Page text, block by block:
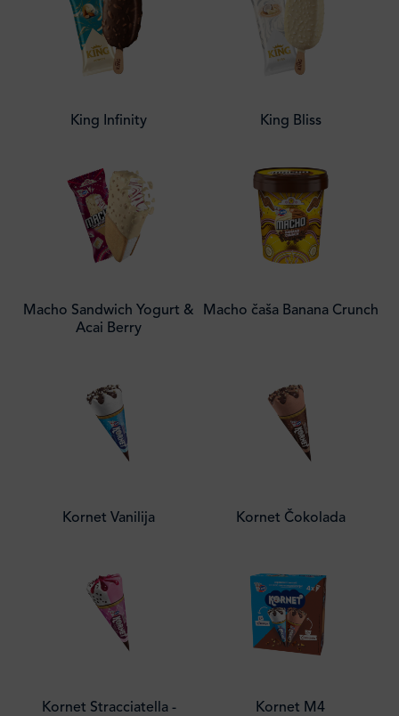
King Infinity King Bliss
Macho Sandwich Yogurt &
Acai Berry
Macho čaša Banana Crunch
Kornet Vanilija Kornet Čokolada
Kornet Stracciatella -
Kornet M4